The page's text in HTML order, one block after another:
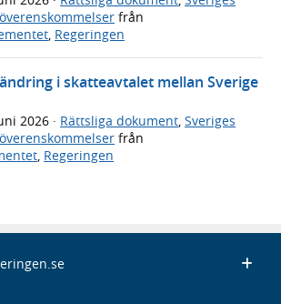
från
, Regeringen
i skatteavtalet mellan Sverige
2026 · Rättsliga dokument, Sveriges
från
, Regeringen